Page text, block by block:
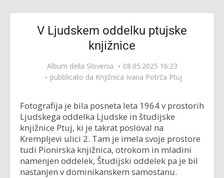
V Ljudskem oddelku ptujske
knjižnice
Album della Slovenia
08.05.2025 16:23
pubblicato da Knjižnica Ivana Potrča Ptuj
Fotografija je bila posneta leta 1964 v prostorih
Ljudskega oddelka Ljudske in študijske
knjižnice Ptuj, ki je takrat posloval na
Krempljevi ulici 2. Tam je imela svoje prostore
tudi Pionirska knjižnica, otrokom in mladini
namenjen oddelek, Študijski oddelek pa je bil
nastanjen v dominikanskem samostanu.